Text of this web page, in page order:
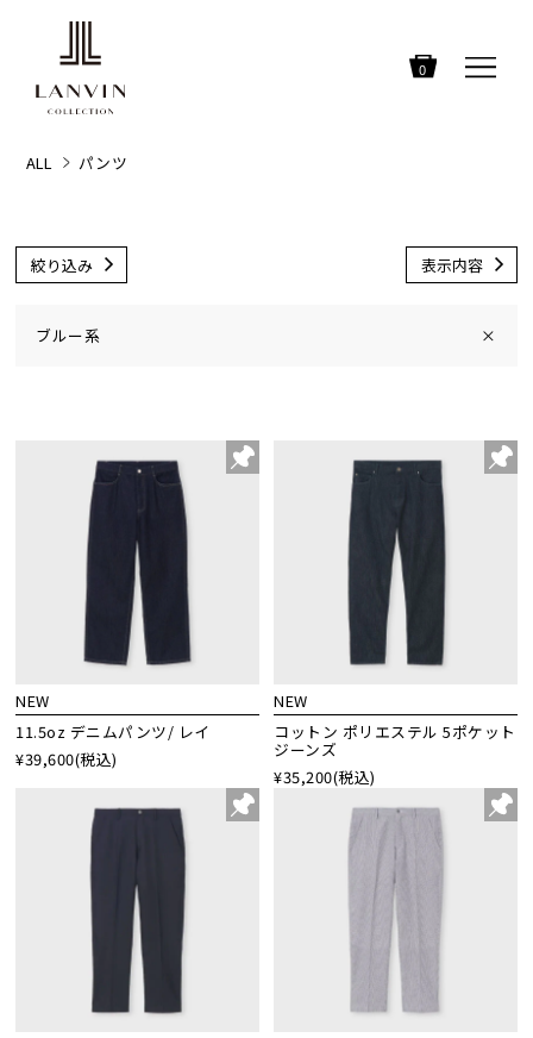
0
ALL パンツ
絞り込み 表示内容
ブルー系 ×
NEW
11.5oz デニムパンツ/ レイ
¥39,600(税込)
NEW
コットン ポリエステル 5ポケット
ジーンズ
¥35,200(税込)